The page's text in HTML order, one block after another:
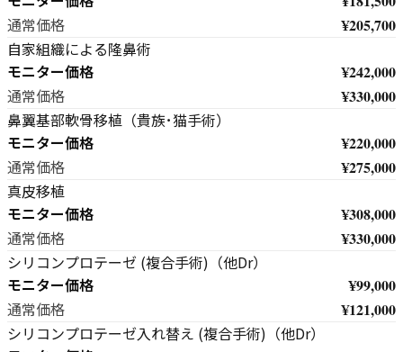
通常価格 ¥205,700
自家組織による隆鼻術
モニター価格 ¥242,000
通常価格 ¥330,000
鼻翼基部軟骨移植（貴族･猫手術）
モニター価格 ¥220,000
通常価格 ¥275,000
真皮移植
モニター価格 ¥308,000
通常価格 ¥330,000
シリコンプロテーゼ (複合手術)（他Dr）
モニター価格 ¥99,000
通常価格 ¥121,000
シリコンプロテーゼ入れ替え (複合手術)（他Dr）